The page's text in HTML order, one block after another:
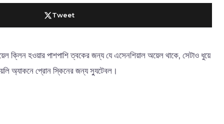
Tweet
হওয়ার পাশপাশি ত্বকের জন্য যে এসেনশিয়াল অয়েল থাকে, সেটাও ধুয়ে
অ্যাকনে প্রোন স্কিনের জন্য স্যুটেবল।